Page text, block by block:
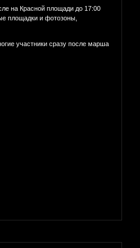
на Красной площади до 17:00
площадки и фотозоны,
участники сразу после марша